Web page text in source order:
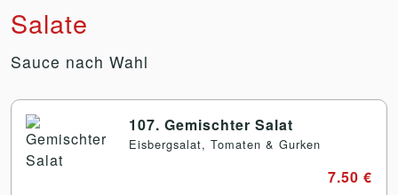
Salate
Sauce nach Wahl
107. Gemischter Salat
Eisbergsalat, Tomaten & Gurken
7.50 €